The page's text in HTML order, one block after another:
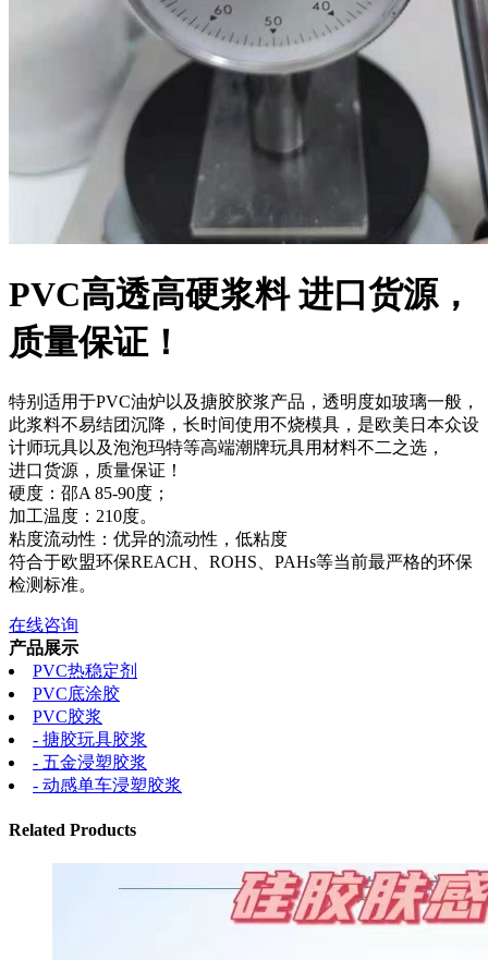
PVC高透高硬浆料 进口货源，
质量保证！
特别适用于PVC油炉以及搪胶胶浆产品，透明度如玻璃一般，
此浆料不易结团沉降，长时间使用不烧模具，是欧美日本众设
计师玩具以及泡泡玛特等高端潮牌玩具用材料不二之选，
进口货源，质量保证！
硬度：邵A 85-90度；
加工温度：210度。
粘度流动性：优异的流动性，低粘度
符合于欧盟环保REACH、ROHS、PAHs等当前最严格的环保
检测标准。
在线咨询
产品展示
PVC热稳定剂
PVC底涂胶
PVC胶浆
- 搪胶玩具胶浆
- 五金浸塑胶浆
- 动感单车浸塑胶浆
Related Products